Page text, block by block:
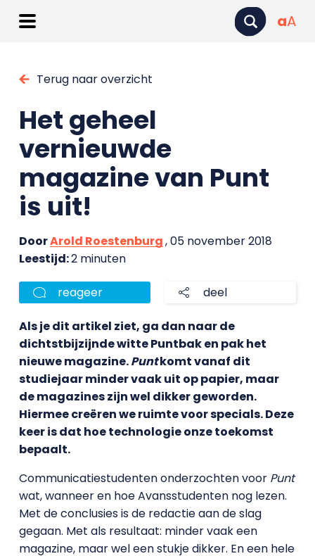
aA
Terug naar overzicht
Het geheel
vernieuwde
magazine van Punt
is uit!
DoorArold Roestenburg, 05 november 2018
Leestijd:2 minuten
reageer deel
Als je dit artikel ziet, ga dan naar de
dichtstbijzijnde witte Puntbak en pak het
nieuwe magazine.Puntkomt vanaf dit
studiejaar minder vaak uit op papier, maar
de magazines zijn wel dikker geworden.
Hiermee creëren we ruimte voor specials. Deze
keer is dat hoe technologie onze toekomst
bepaalt.
Communicatiestudenten onderzochten voor Punt
wat, wanneer en hoe Avansstudenten nog lezen.
Met de conclusies is de redactie aan de slag
gegaan. Met als resultaat: minder vaak een
magazine, maar wel een stukje dikker. En een hele